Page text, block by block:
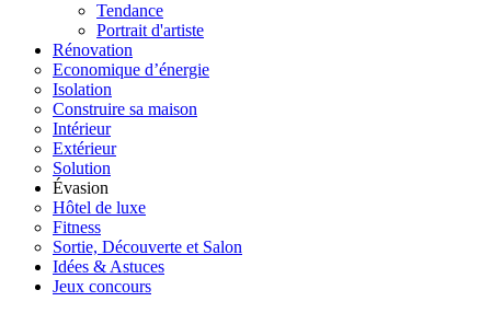
Tendance
Portrait d'artiste
Rénovation
Economique d’énergie
Isolation
Construire sa maison
Intérieur
Extérieur
Solution
Évasion
Hôtel de luxe
Fitness
Sortie, Découverte et Salon
Idées & Astuces
Jeux concours